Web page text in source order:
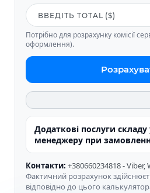
Потрібно для розрахунку комісії
оформлення).
Додаткові послуги
менеджеру при
Контакти: +380660234818 -
Фактичний розрахунок
відповідно до цього